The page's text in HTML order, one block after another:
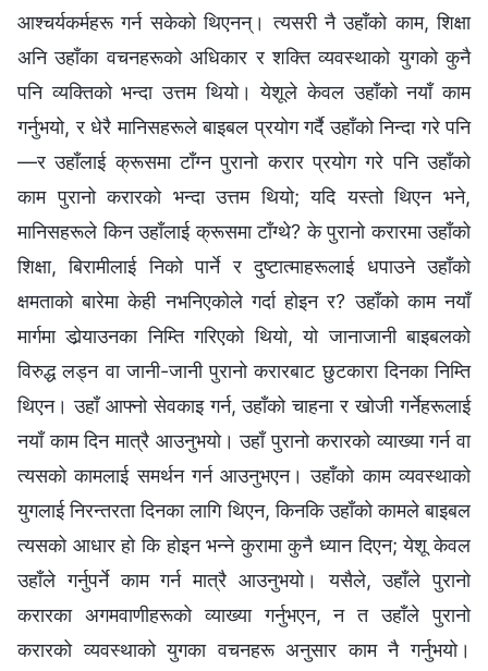
आश्‍चर्यकर्महरू गर्न सकेको थिएनन्। त्यसरी नै उहाँको काम, शिक्षा
अनि उहाँका वचनहरूको अधिकार र शक्ति व्यवस्थाको युगको कुनै
पनि व्यक्तिको भन्दा उत्तम थियो। येशूले केवल उहाँको नयाँ काम
गर्नुभयो, र धेरै मानिसहरूले बाइबल प्रयोग गर्दै उहाँको निन्दा गरे पनि
—र उहाँलाई क्रूसमा टाँग्न पुरानो करार प्रयोग गरे पनि उहाँको
काम पुरानो करारको भन्दा उत्तम थियो; यदि यस्तो थिएन भने,
मानिसहरूले किन उहाँलाई क्रूसमा टाँग्थे? के पुरानो करारमा उहाँको
शिक्षा, बिरामीलाई निको पार्ने र दुष्टात्माहरूलाई धपाउने उहाँको
क्षमताको बारेमा केही नभनिएकोले गर्दा होइन र? उहाँको काम नयाँ
मार्गमा डोर्‍याउनका निम्ति गरिएको थियो, यो जानाजानी बाइबलको
विरुद्ध लड्न वा जानी-जानी पुरानो करारबाट छुटकारा दिनका निम्ति
थिएन। उहाँ आफ्नो सेवकाइ गर्न, उहाँको चाहना र खोजी गर्नेहरूलाई
नयाँ काम दिन मात्रै आउनुभयो। उहाँ पुरानो करारको व्याख्या गर्न वा
त्यसको कामलाई समर्थन गर्न आउनुभएन। उहाँको काम व्यवस्थाको
युगलाई निरन्तरता दिनका लागि थिएन, किनकि उहाँको कामले बाइबल
त्यसको आधार हो कि होइन भन्‍ने कुरामा कुनै ध्यान दिएन; येशू केवल
उहाँले गर्नुपर्ने काम गर्न मात्रै आउनुभयो। यसैले, उहाँले पुरानो
करारका अगमवाणीहरूको व्याख्या गर्नुभएन, न त उहाँले पुरानो
करारको व्यवस्थाको युगका वचनहरू अनुसार काम नै गर्नुभयो।